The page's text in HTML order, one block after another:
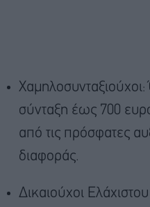
σύνταξη έως 700
από τις πρόσφατες
διαφοράς.
Δικαιούχοι